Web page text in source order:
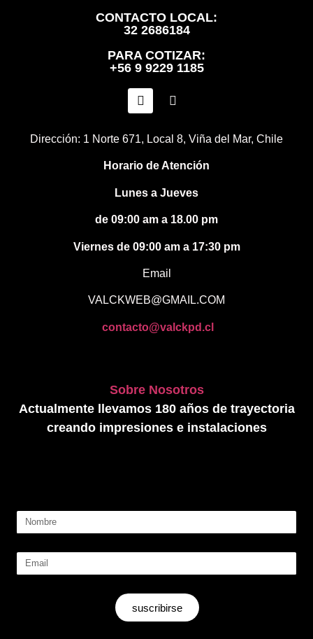
CONTACTO LOCAL:
32 2686184
PARA COTIZAR:
+56 9 9229 1185
Dirección: 1 Norte 671, Local 8, Viña del Mar, Chile
Horario de Atención
Lunes a Jueves
de 09:00 am a 18.00 pm
Viernes de 09:00 am a 17:30 pm
Email
VALCKWEB@GMAIL.COM
contacto@valckpd.cl
Sobre Nosotros
Actualmente llevamos 180 años de trayectoria
creando impresiones e instalaciones
suscribirse